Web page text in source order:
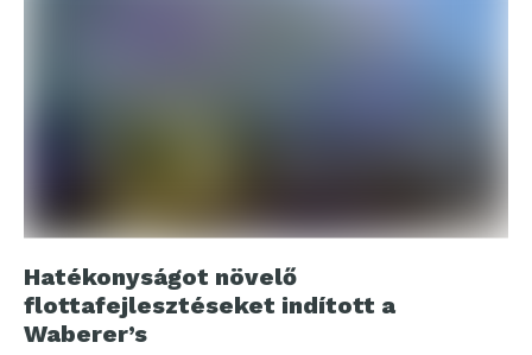
Hatékonyságot növelő
flottafejlesztéseket indított a
Waberer’s